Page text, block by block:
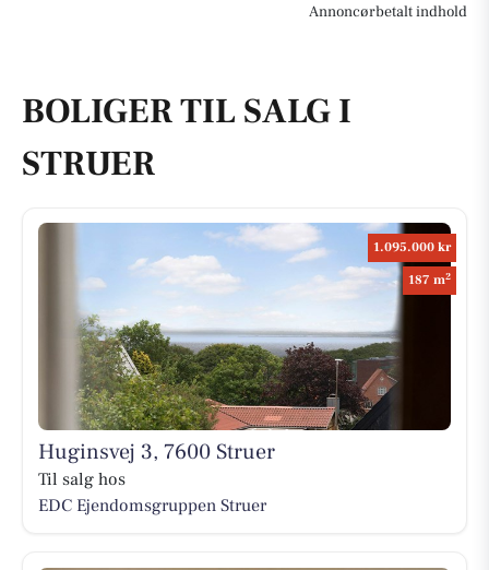
Annoncørbetalt indhold
BOLIGER TIL SALG I
STRUER
1.095.000 kr
187 m2
Huginsvej 3, 7600 Struer
Til salg hos
EDC Ejen­doms­grup­pen Struer